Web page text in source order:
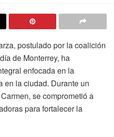
postulado por la coalición
de Monterrey, ha
enfocada en la
en la ciudad. Durante un
se comprometió a
para fortalecer la